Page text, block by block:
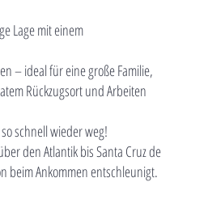
Lage mit einem
– ideal für eine große Familie,
Rückzugsort und Arbeiten
so schnell wieder weg!
den Atlantik bis Santa Cruz de
beim Ankommen entschleunigt.